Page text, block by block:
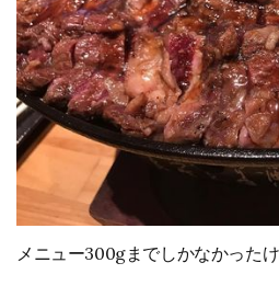
メニュー300gまでしかなかった